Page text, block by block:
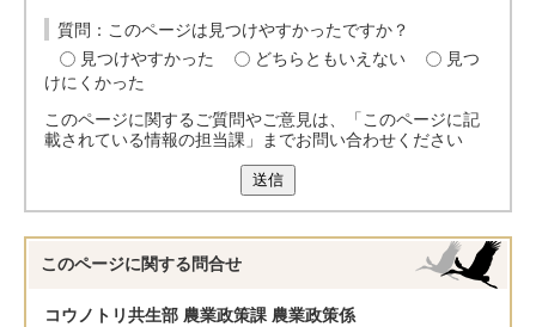
質問：このページは見つけやすかったですか？
見つけやすかった
どちらともいえない
見つ
けにくかった
このページに関するご質問やご意見は、「このページに記
載されている情報の担当課」までお問い合わせください
送信
このページに関する 問合せ
コウノトリ共生部 農業政策課 農業政策係